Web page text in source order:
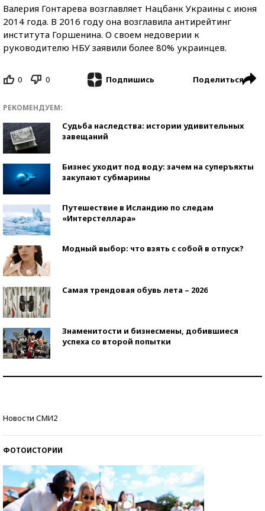
Валерия Гонтарева возглавляет Нацбанк Украины с июня
2014 года. В 2016 году она возглавила антирейтинг
института Горшенина. О своем недоверии к
руководителю НБУ заявили более 80% украинцев.
0 0 Подпишись Поделиться
РЕКОМЕНДУЕМ:
Судьба наследства: истории удивительных
завещаний
Бизнес уходит под воду: зачем на суперъяхты
закупают субмарины
Путешествие в Исландию по следам
«Интерстеллара»
Модный выбор: что взять с собой в отпуск?
Самая трендовая обувь лета – 2026
Знаменитости и бизнесмены, добившиеся
успеха со второй попытки
Новости СМИ2
ФОТОИСТОРИИ